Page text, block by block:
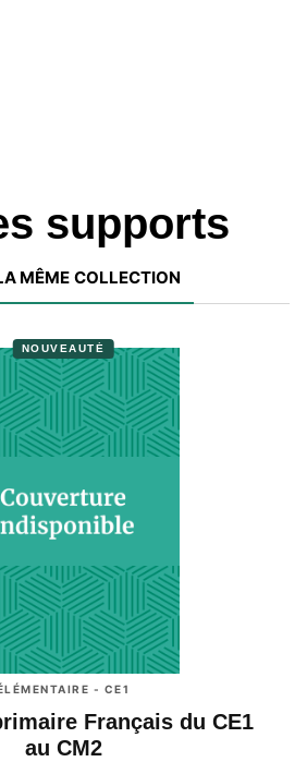
supports
MÊME COLLECTION
NOUVEAUTÉ
- CE1
Français du CE1
au CM2